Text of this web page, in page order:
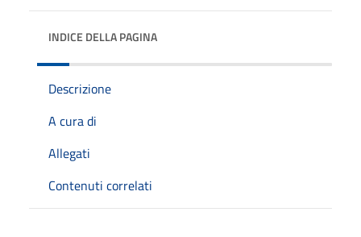
INDICE DELLA PAGINA
Descrizione
A cura di
Allegati
Contenuti correlati